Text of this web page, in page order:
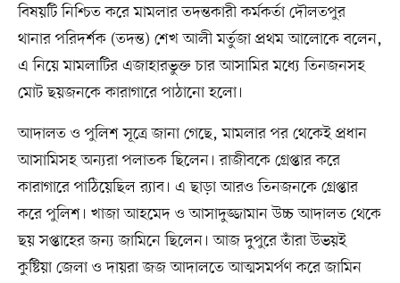
বিষয়টি নিশ্চিত করে মামলার তদন্তকারী কর্মকর্তা দৌলতপুর
থানার পরিদর্শক (তদন্ত) শেখ আলী মর্তুজা প্রথম আলোকে বলেন,
এ নিয়ে মামলাটির এজাহারভুক্ত চার আসামির মধ্যে তিনজনসহ
মোট ছয়জনকে কারাগারে পাঠানো হলো।
আদালত ও পুলিশ সূত্রে জানা গেছে, মামলার পর থেকেই প্রধান
আসামিসহ অন্যরা পলাতক ছিলেন। রাজীবকে গ্রেপ্তার করে
কারাগারে পাঠিয়েছিল র‍্যাব। এ ছাড়া আরও তিনজনকে গ্রেপ্তার
করে পুলিশ। খাজা আহমেদ ও আসাদুজ্জামান উচ্চ আদালত থেকে
ছয় সপ্তাহের জন্য জামিনে ছিলেন। আজ দুপুরে তাঁরা উভয়ই
কুষ্টিয়া জেলা ও দায়রা জজ আদালতে আত্মসমর্পণ করে জামিন